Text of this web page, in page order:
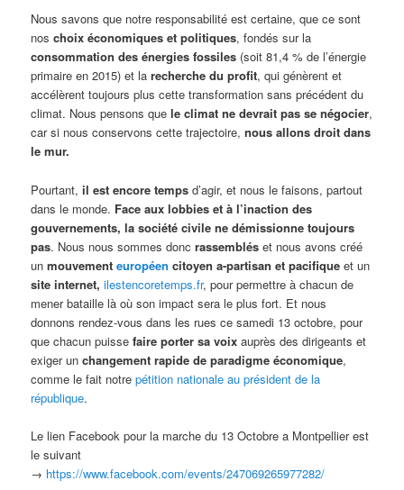
Nous savons que notre responsabilité est certaine, que ce sont
noschoix économiques et politiques, fondés sur la
consommation des énergies fossiles (soit 81,4 % de l’énergie
primaire en 2015) et larecherche du profit, qui génèrent et
accélèrent toujours plus cette transformation sans précédent du
climat. Nous pensons quele climat ne devrait pas se négocier,
car si nous conservons cette trajectoire,nous allons droit dans
le mur.
Pourtant,il est encore temps d’agir, et nous le faisons, partout
dans le monde. Face aux lobbies et à l’inaction des
gouvernements, la société civile ne démissionne toujours
pas. Nous nous sommes doncrassemblés et nous avons créé
unmouvementeuropéen citoyen a-partisan et pacifique et un
site internet,ilestencoretemps.fr, pour permettre à chacun de
mener bataille là où son impact sera le plus fort. Et nous
donnons rendez-vous dans les rues ce samedi 13 octobre, pour
que chacun puissefaire porter sa voix auprès des dirigeants et
exiger unchangement rapide de paradigme économique,
comme le fait notrepétition nationale au président de la
république.
Le lien Facebook pour la marche du 13 Octobre a Montpellier est
le suivant
→ https://www.facebook.com/events/247069265977282/